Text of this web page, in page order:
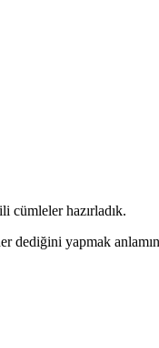
cümleler hazırladık.
yapmak